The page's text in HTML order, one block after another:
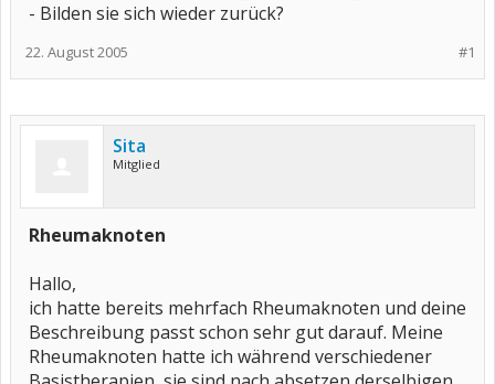
- Bilden sie sich wieder zurück?
#1
22. August 2005
Sita
Mitglied
Rheumaknoten
Hallo,
ich hatte bereits mehrfach Rheumaknoten und deine
Beschreibung passt schon sehr gut darauf. Meine
Rheumaknoten hatte ich während verschiedener